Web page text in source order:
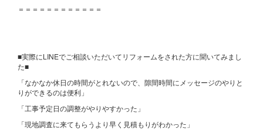
＝＝＝＝＝＝＝＝＝＝＝＝
■実際にLINEでご相談いただいてリフォームをされた方に聞いてみまし
た■
「なかなか休日の時間がとれないので、隙間時間にメッセージのやりと
りができるのは便利」
「工事予定日の調整がやりやすかった」
「現地調査に来てもらうより早く見積もりがわかった」